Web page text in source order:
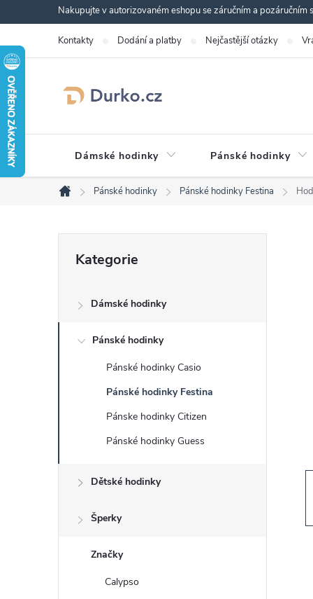
na
obsah
Nakupujte v autorizovaném eshopu se záručním a pozáručním
Kontakty Dodání a platby Nejčastější otázky
Dámské hodinky Pánské hodinky
Domů
Pánské hodinky Pánské hodinky Festina
s
n
kategorie
Kategorie
Dámské hodinky
Pánské hodinky
Pánské hodinky Casio
Pánské hodinky Festina
Pánske hodinky Citizen
Pánské hodinky Guess
Dětské hodinky
Šperky
Značky
Calypso